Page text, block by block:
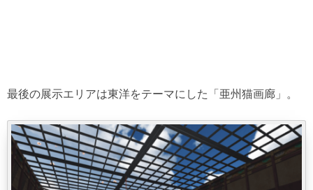
最後の展示エリアは東洋をテーマにした「亜州猫画廊」。